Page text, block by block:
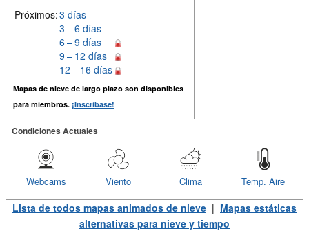
Próximos:3 días
3 – 6 días
6 – 9 días
9 – 12 días
12 – 16 días
Mapas de nieve de largo plazo son disponibles
para miembros. ¡Inscríbase!
Condiciones Actuales
Temp. Aire
Clima
Viento
Webcams
Lista de todos mapas animados de nieve | Mapas estáticas
alternativas para nieve y tiempo